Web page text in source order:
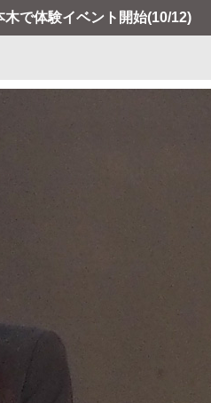
木で体験イベント開始(10/12)